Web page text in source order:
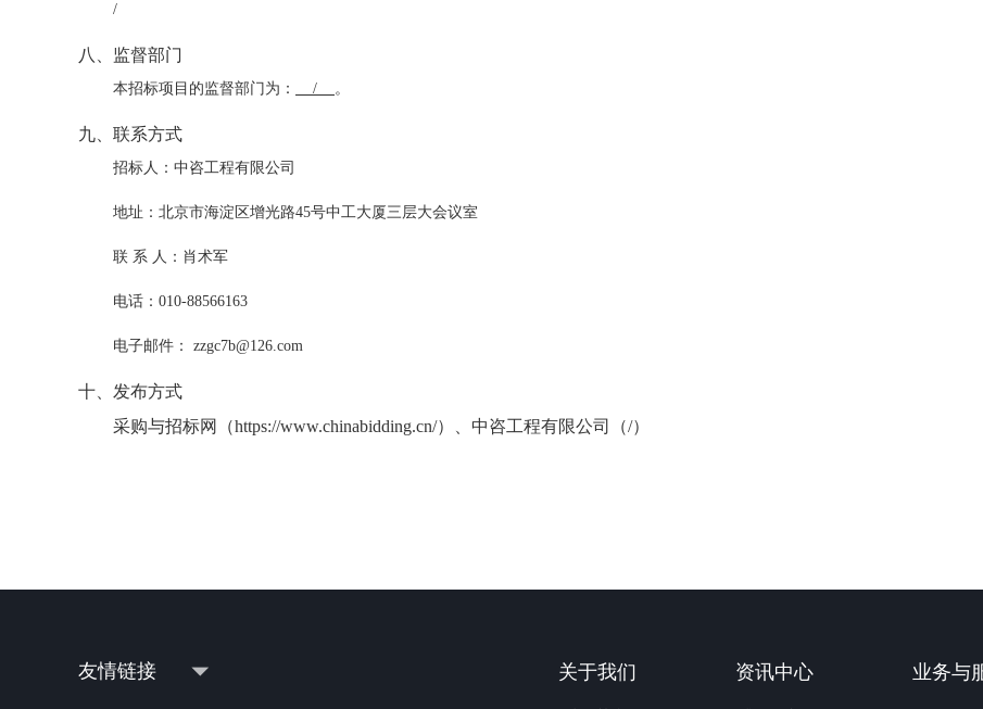
/
八、监督部门
本招标项目的监督部门为： / 。
九、联系方式
招标人：中咨工程有限公司
地址：北京市海淀区增光路45号中工大厦三层大会议室
联 系 人：肖术军
电话：010-88566163
电子邮件： zzgc7b@126.com
十、 发布方式
采购与招标网（https://www.chinabidding.cn/）、中咨工程有限公司（/）
友情链接 关于我们 资讯中心 业务与